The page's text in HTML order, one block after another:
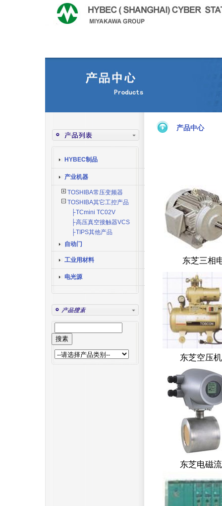
HYBEC制品
产业机器
TOSHIBA常压变频器
TOSHIBA其它工控产品
├TCmini TC02V
├高压真空接触器VCS
├TIPS其他产品
自动门
工业用材料
电光源
产品中心
东芝三
东芝
东芝电